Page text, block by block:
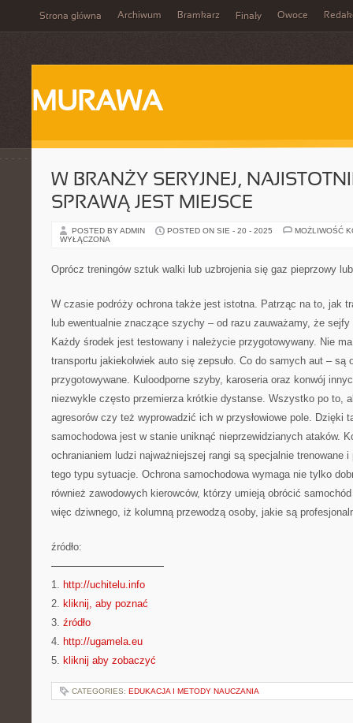
Strona główna Archiwum Bramkarz Finały Owoce
MURAWA
W BRANŻY SERYJNEJ,
SPRAWĄ JEST MIEJSCE
POSTED BY ADMIN POSTED ON SIE - 20 - 2025
MOŻLIWOŚĆ
WYŁĄCZONA
Oprócz treningów sztuk walki lub uzbrojenia się gaz pieprzowy
W czasie podróży ochrona także jest istotna. Patrząc na to, jak
lub ewentualnie znaczące szychy – od razu zauważamy, że
Każdy środek jest testowany i należycie przygotowywany. Nie
transportu jakiekolwiek auto się zepsuło. Co do samych aut – są
przygotowywane. Kuloodporne szyby, karoseria oraz konwój
niezwykle często przemierza krótkie dystanse. Wszystko po to,
agresorów czy też wyprowadzić ich w przysłowiowe pole. Dzięki
samochodowa jest w stanie uniknąć nieprzewidzianych ataków.
ochranianiem ludzi najważniejszej rangi są specjalnie trenowane
tego typu sytuacje. Ochrona samochodowa wymaga nie tylko
również zawodowych kierowców, którzy umieją obrócić
więc dziwnego, iż kolumną przewodzą osoby, jakie są
źródło:
———————————
1. http://uchitelu.info
2. kliknij, aby poznać
3. źródło
4. http://ugamela.eu
5. kliknij aby zobaczyć
CATEGORIES: EDUKACJA I METODY NAUCZANIA